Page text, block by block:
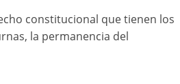
constitucional que tienen los
la permanencia del